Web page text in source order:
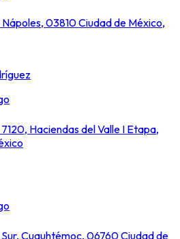
03810 Ciudad de México,
Haciendas del Valle I Etapa,
Cuauhtémoc, 06760 Ciudad de